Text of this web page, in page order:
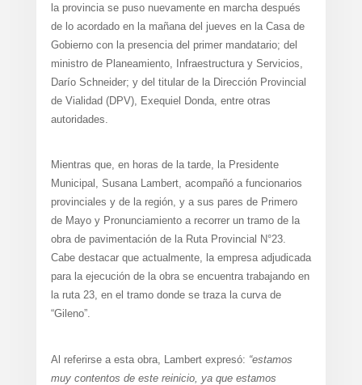
la provincia se puso nuevamente en marcha después
de lo acordado en la mañana del jueves en la Casa de
Gobierno con la presencia del primer mandatario; del
ministro de Planeamiento, Infraestructura y Servicios,
Darío Schneider; y del titular de la Dirección Provincial
de Vialidad (DPV), Exequiel Donda, entre otras
autoridades.
Mientras que, en horas de la tarde, la Presidente
Municipal, Susana Lambert, acompañó a funcionarios
provinciales y de la región, y a sus pares de Primero
de Mayo y Pronunciamiento a recorrer un tramo de la
obra de pavimentación de la Ruta Provincial N°23.
Cabe destacar que actualmente, la empresa adjudicada
para la ejecución de la obra se encuentra trabajando en
la ruta 23, en el tramo donde se traza la curva de
“Gileno”.
Al referirse a esta obra, Lambert expresó: “estamos
muy contentos de este reinicio, ya que estamos